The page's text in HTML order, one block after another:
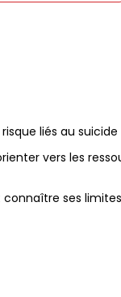
liés au
vers les
ses